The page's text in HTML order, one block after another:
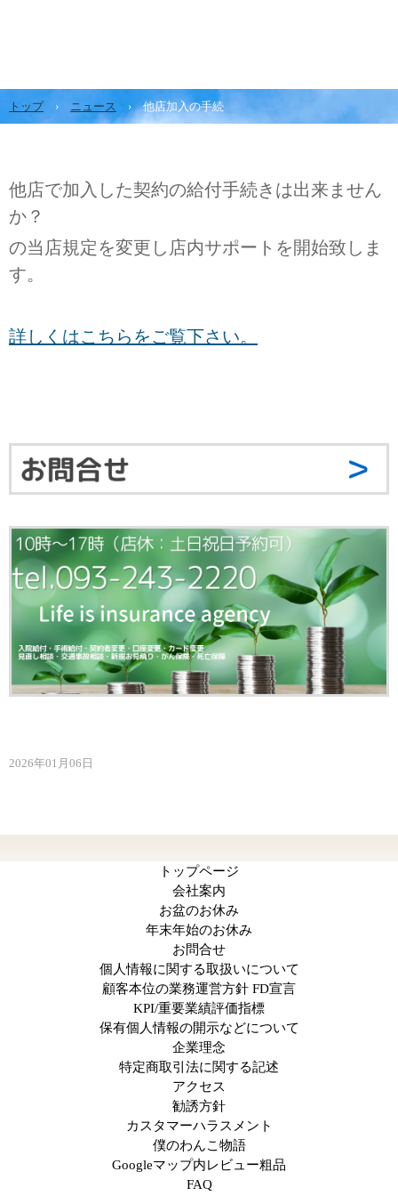
トップ › ニュース › 他店加入の手続
他店で加入した契約の給付手続きは出来ません
か？
の当店規定を変更し店内サポートを開始致しま
す。
詳しくはこちらをご覧下さい。
2026年01月06日
トップページ
会社案内
お盆のお休み
年末年始のお休み
お問合せ
個人情報に関する取扱いについて
顧客本位の業務運営方針 FD宣言
KPI/重要業績評価指標
保有個人情報の開示などについて
企業理念
特定商取引法に関する記述
アクセス
勧誘方針
カスタマーハラスメント
僕のわんこ物語
Googleマップ内レビュー粗品
FAQ